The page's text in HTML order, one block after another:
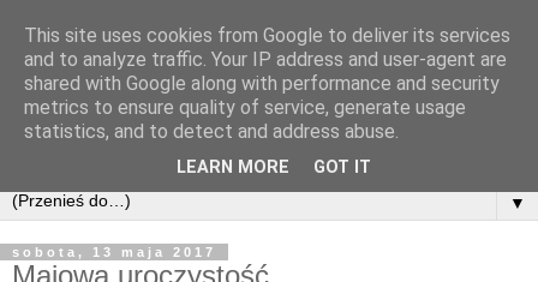
▼
sobota, 13 maja 2017
Majowa uroczystość
This site uses cookies from Google to deliver its services
and to analyze traffic. Your IP address and user-agent are
shared with Google along with performance and security
metrics to ensure quality of service, generate usage
statistics, and to detect and address abuse.
LEARN MORE GOT IT